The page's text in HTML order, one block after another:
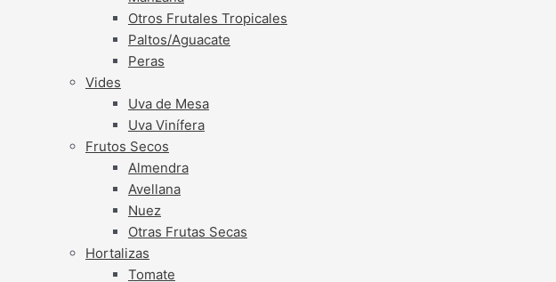
Otros Frutales Tropicales
Paltos/Aguacate
Peras
Vides
Uva de Mesa
Uva Vinífera
Frutos Secos
Almendra
Avellana
Nuez
Otras Frutas Secas
Hortalizas
Tomate